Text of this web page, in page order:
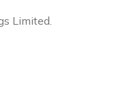
Limited.